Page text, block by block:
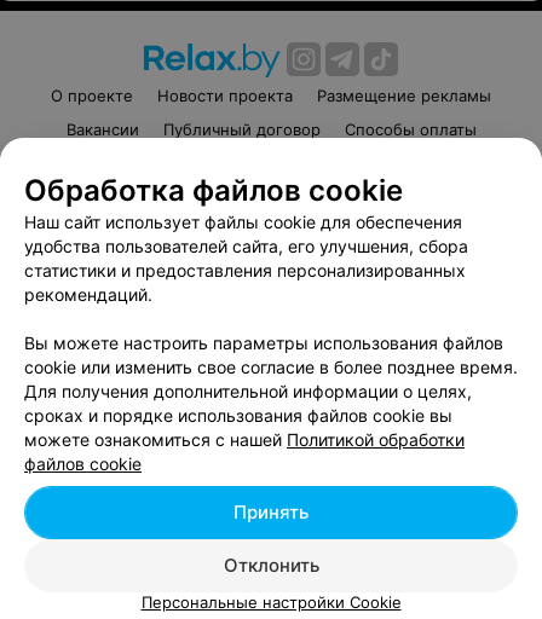
О проекте Новости проекта
Размещение рекламы
Вакансии
Публичный договор
Способы оплаты
«Афиша»
Пользовательское соглашение
Написать в поддержку
Связаться по вопросам сотрудничества
Персональные настройки cookie
Обработка персональных данных
| 220012, Республика Беларусь, г. Минск,
Обработка файлов cookie
Наш сайт использует файлы cookie для обеспечения
удобства пользователей сайта, его улучшения, сбора
статистики и предоставления персонализированных
рекомендаций.
Вы можете настроить параметры использования файлов
cookie или изменить свое согласие в более позднее время.
Для получения дополнительной информации о целях,
сроках и порядке использования файлов cookie вы
можете ознакомиться с нашей Политикой обработки
файлов cookie
Отклонить
Принять
Персональные настройки Cookie